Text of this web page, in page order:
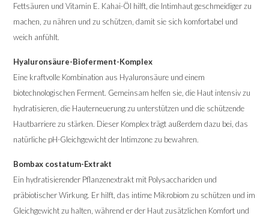
Fettsäuren und Vitamin E. Kahai-Öl hilft, die Intimhaut geschmeidiger zu
machen, zu nähren und zu schützen, damit sie sich komfortabel und
weich anfühlt.
Hyaluronsäure-Bioferment-Komplex
Eine kraftvolle Kombination aus Hyaluronsäure und einem
biotechnologischen Ferment. Gemeinsam helfen sie, die Haut intensiv zu
hydratisieren, die Hauterneuerung zu unterstützen und die schützende
Hautbarriere zu stärken. Dieser Komplex trägt außerdem dazu bei, das
natürliche pH-Gleichgewicht der Intimzone zu bewahren.
Bombax costatum-Extrakt
Ein hydratisierender Pflanzenextrakt mit Polysacchariden und
präbiotischer Wirkung. Er hilft, das intime Mikrobiom zu schützen und im
Gleichgewicht zu halten, während er der Haut zusätzlichen Komfort und